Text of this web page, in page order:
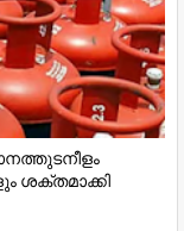
ശക്തമാക്കി